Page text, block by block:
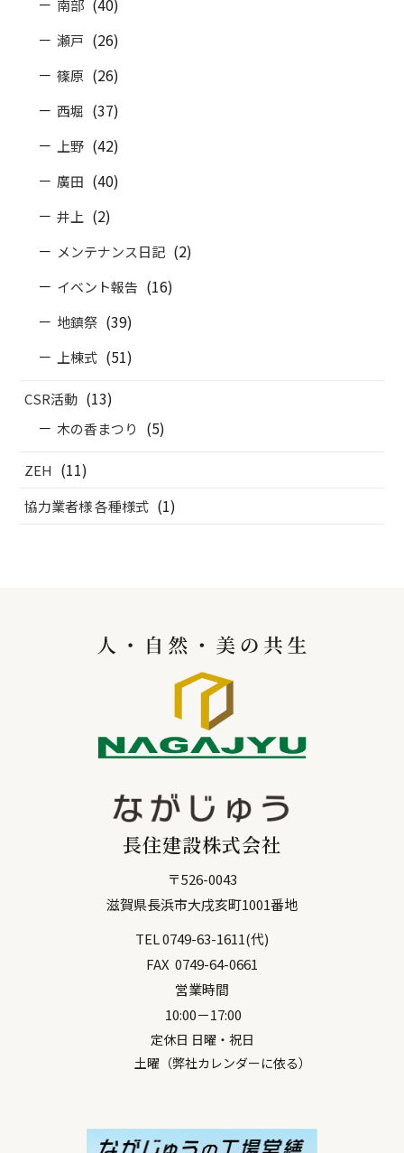
南部 (40)
瀬戸 (26)
篠原 (26)
西堀 (37)
上野 (42)
廣田 (40)
井上 (2)
メンテナンス日記 (2)
イベント報告 (16)
地鎮祭 (39)
上棟式 (51)
CSR活動 (13)
木の香まつり (5)
ZEH (11)
協力業者様 各種様式 (1)
長住建設株式会社
〒526-0043
滋賀県長浜市大戌亥町1001番地
TEL0749-63-1611(代)
FAX 0749-64-0661
営業時間
10:00－17:00
定休日 日曜・祝日
土曜（弊社カレンダーに依る）